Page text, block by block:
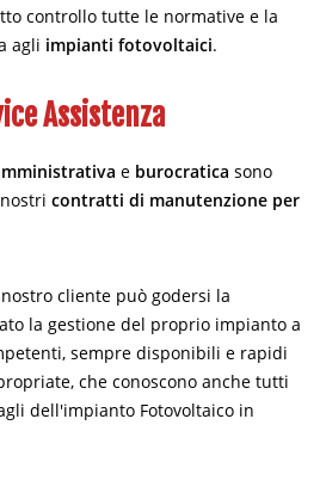
controllo tutte le normative e la
agli impianti fotovoltaici.
Assistenza
e burocratica sono
contratti di manutenzione per
cliente può godersi la
la gestione del proprio impianto a
sempre disponibili e rapidi
che conoscono anche tutti
dell'impianto Fotovoltaico in